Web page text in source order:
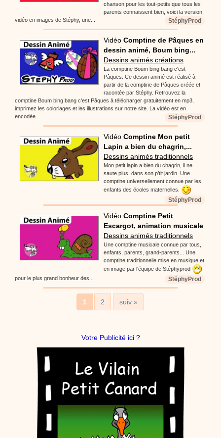
chanson pour les tout-petits que tous les
parents connaissent bien, voici la version
vidéo en images de Stéphy, une...
StéphyProd
Vidéo Comptine de Pâques en
dessin animé, Boum bing...
Dessins animés créations
La comptine Boum bing bang c'est
Pâques. Ce dessin animé est réalisé à
partir de la comptine de Pâques créée et
racontée par Stéphy. Retrouvez la
comptine Boum bing bang c'est Pâques à télécharger gratuitement en mp3,
imprimez les coloriages et les illustrations sur notre site. La vidéo est en
encodée...
StéphyProd
Vidéo Comptine Mon petit
Lapin a bien du chagrin,...
Dessins animés traditionnels
Mon petit lapin a bien du chagrin, il ne
saute plus, dans son p’tit jardin. Une
comptine universellement connue par les
enfants des écoles maternelles.
StéphyProd
Vidéo Comptine Petit
Escargot, animation musicale
Dessins animés traditionnels
Une comptine musicale connue par tous,
enfants, parents, grand-parents... Une
comptine traditionnelle mise en musique et
en image par l'équipe de Stéphyprod
pour le plus grand bonheur des...
StéphyProd
1 2 suiv »
Votre Publicité ici ?